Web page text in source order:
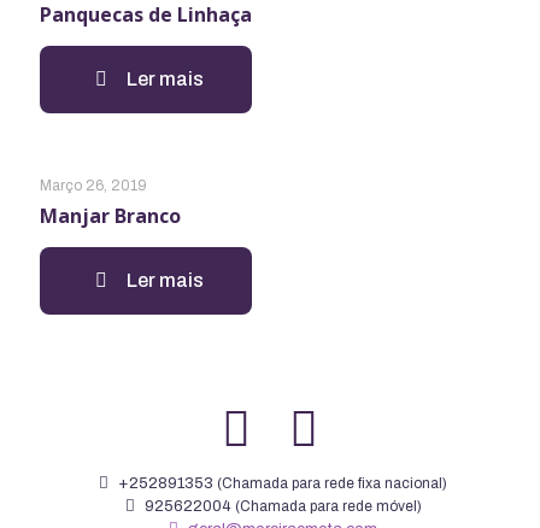
Panquecas de Linhaça
Ler mais
Março 26, 2019
Manjar Branco
Ler mais
+252891353 (Chamada para rede fixa nacional)
925622004 (Chamada para rede móvel)